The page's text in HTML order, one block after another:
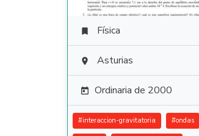
 Física
 Asturias
 Ordinaria de 2000
#interaccion-gravitatoria #ondas